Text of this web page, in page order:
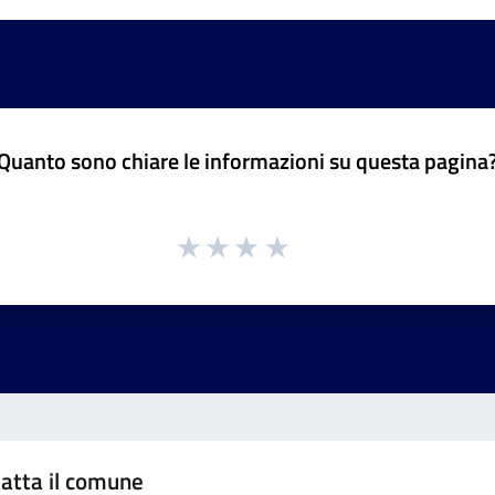
sono chiare le informazioni su questa
il comune